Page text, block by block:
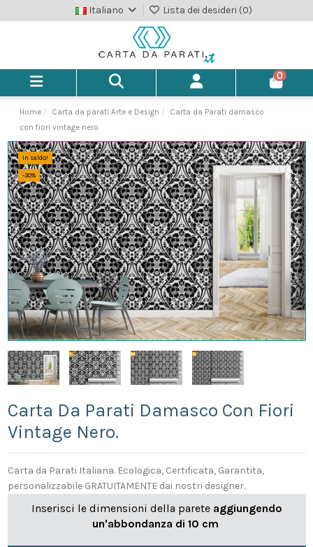
Italiano Lista dei desideri (0)
0
Home Carta da parati Arte e Design
Carta da Parati damasco
con fiori vintage nero.
In saldo!
-30%
Carta Da Parati Damasco Con Fiori
Vintage Nero.
Carta da Parati Italiana. Ecologica, Certificata, Garantita,
personalizzabile GRATUITAMENTE dai nostri designer.
Inserisci le dimensioni della parete aggiungendo
un'abbondanza di 10 cm